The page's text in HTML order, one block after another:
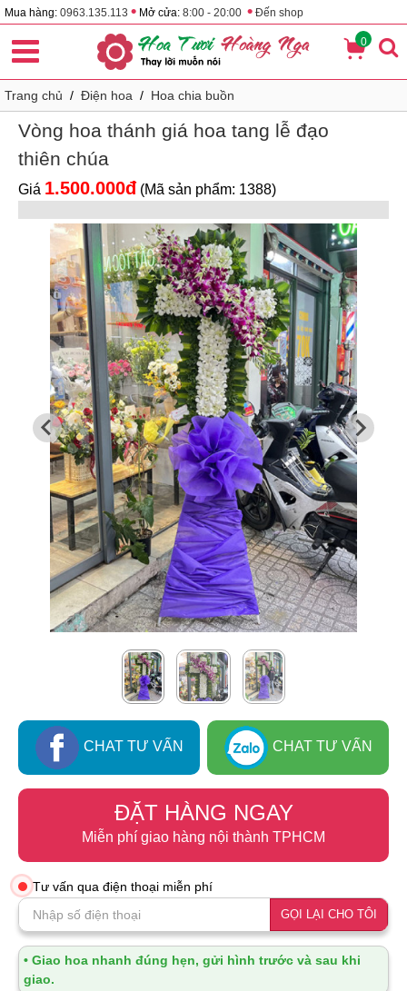
Mua hàng: 0963.135.113 • Mở cửa: 8:00 - 20:00 • Đến shop
0
Trang chủ / Điện hoa / Hoa chia buồn
Vòng hoa thánh giá hoa tang lễ đạo
thiên chúa
Giá 1.500.000đ (Mã sản phẩm: 1388)
CHAT TƯ VẤN CHAT TƯ VẤN
ĐẶT HÀNG NGAY
Miễn phí giao hàng nội thành TPHCM
Tư vấn qua điện thoại miễn phí
GỌI LẠI CHO TÔI
• Giao hoa nhanh đúng hẹn, gửi hình trước và sau khi
giao.